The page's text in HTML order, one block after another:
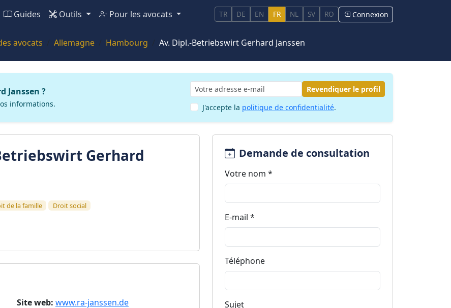
Guides Outils Pour les avocats TR DE EN FR NL SV RO Connexion
avocats Allemagne Hambourg Av. Dipl.-Betriebswirt Gerhard Janssen
Janssen ?
informations.
Revendiquer le profil
J'accepte la politique de confidentialité.
Gerhard
de la famille Droit social
Site web: www.ra-janssen.de
Demande de consultation
Votre nom *
E-mail *
Téléphone
Sujet